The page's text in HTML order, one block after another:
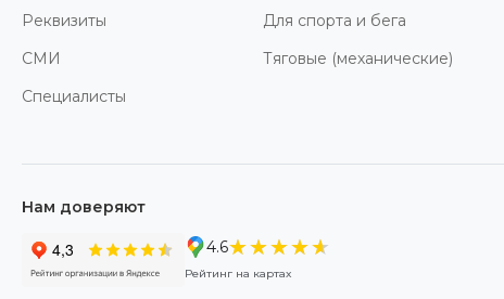
Реквизиты
СМИ
Специалисты
Для спорта и бега
Тяговые (механические)
Нам доверяют
4.6★★★★★
★★★★★
Рейтинг на картах